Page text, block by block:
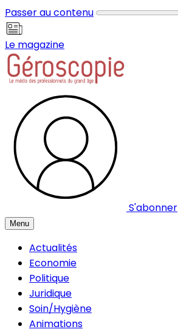
Passer au contenu
Le magazine
S'abonner
Menu
Actualités
Economie
Politique
Juridique
Soin/Hygiène
Animations
Panneau de gestion des cookies